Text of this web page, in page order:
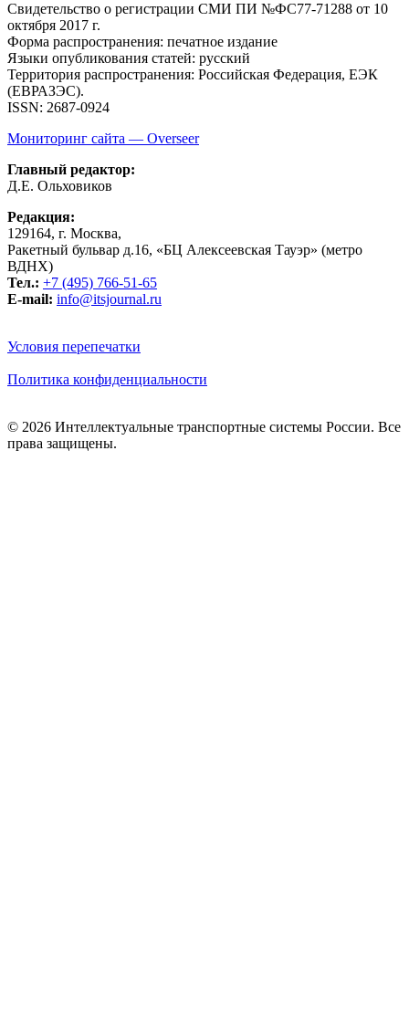
Свидетельство о регистрации СМИ ПИ №ФС77-71288 от 10
октября 2017 г.
Форма распространения: печатное издание
Языки опубликования статей: русский
Территория распространения: Российская Федерация, ЕЭК
(ЕВРАЗЭС).
ISSN: 2687-0924
Мониторинг сайта — Overseer
Главный редактор:
Д.Е. Ольховиков
Редакция:
129164, г. Москва,
Ракетный бульвар д.16, «БЦ Алексеевская Тауэр» (метро
ВДНХ)
Тел.: +7 (495) 766-51-65
E-mail: info@itsjournal.ru
Условия перепечатки
Политика конфиденциальности
© 2026 Интеллектуальные транспортные системы России. Все
права защищены.